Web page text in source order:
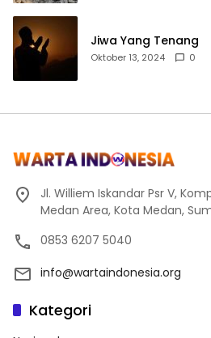
Jiwa Yang Tenang
Oktober 13, 2024 0
Jl. Williem Iskandar Psr V,
Medan Area, Kota Medan,
0853 6207 5040
info@wartaindonesia.org
Kategori